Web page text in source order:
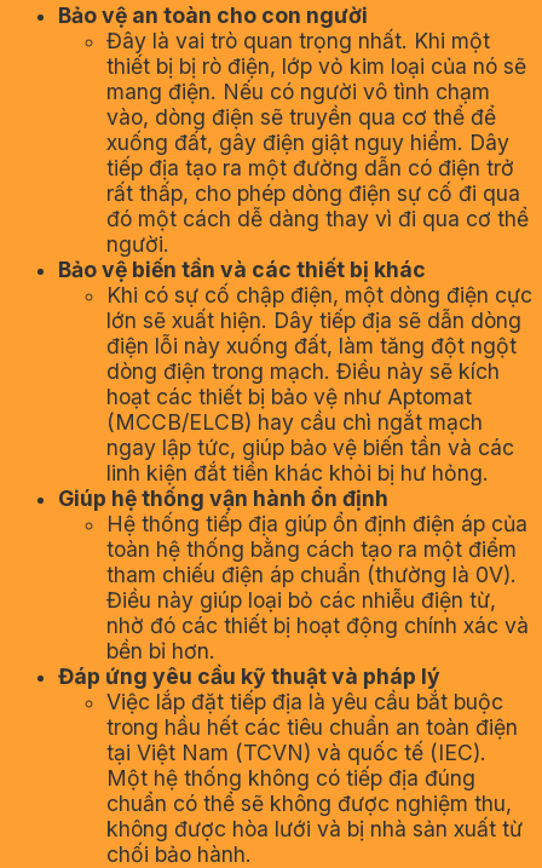
Bảo vệ an toàn cho con người
Đây là vai trò quan trọng nhất. Khi một
thiết bị bị rò điện, lớp vỏ kim loại của nó sẽ
mang điện. Nếu có người vô tình chạm
vào, dòng điện sẽ truyền qua cơ thể để
xuống đất, gây điện giật nguy hiểm. Dây
tiếp địa tạo ra một đường dẫn có điện trở
rất thấp, cho phép dòng điện sự cố đi qua
đó một cách dễ dàng thay vì đi qua cơ thể
người.
Bảo vệ biến tần và các thiết bị khác
Khi có sự cố chập điện, một dòng điện cực
lớn sẽ xuất hiện. Dây tiếp địa sẽ dẫn dòng
điện lỗi này xuống đất, làm tăng đột ngột
dòng điện trong mạch. Điều này sẽ kích
hoạt các thiết bị bảo vệ như Aptomat
(MCCB/ELCB) hay cầu chì ngắt mạch
ngay lập tức, giúp bảo vệ biến tần và các
linh kiện đắt tiền khác khỏi bị hư hỏng.
Giúp hệ thống vận hành ổn định
Hệ thống tiếp địa giúp ổn định điện áp của
toàn hệ thống bằng cách tạo ra một điểm
tham chiếu điện áp chuẩn (thường là 0V).
Điều này giúp loại bỏ các nhiễu điện từ,
nhờ đó các thiết bị hoạt động chính xác và
bền bỉ hơn.
Đáp ứng yêu cầu kỹ thuật và pháp lý
Việc lắp đặt tiếp địa là yêu cầu bắt buộc
trong hầu hết các tiêu chuẩn an toàn điện
tại Việt Nam (TCVN) và quốc tế (IEC).
Một hệ thống không có tiếp địa đúng
chuẩn có thể sẽ không được nghiệm thu,
không được hòa lưới và bị nhà sản xuất từ
chối bảo hành.